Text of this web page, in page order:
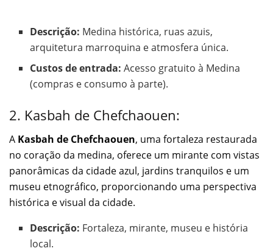
Descrição: Medina histórica, ruas azuis,
arquitetura marroquina e atmosfera única.
Custos de entrada: Acesso gratuito à Medina
(compras e consumo à parte).
2. Kasbah de Chefchaouen:
A Kasbah de Chefchaouen, uma fortaleza restaurada
no coração da medina, oferece um mirante com vistas
panorâmicas da cidade azul, jardins tranquilos e um
museu etnográfico, proporcionando uma perspectiva
histórica e visual da cidade.
Descrição: Fortaleza, mirante, museu e história
local.